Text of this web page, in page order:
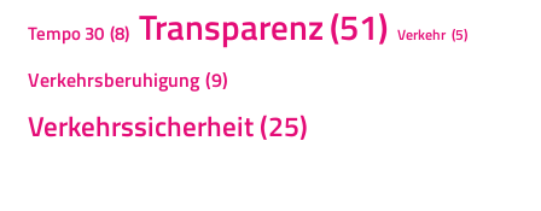
Tempo 30 (8) Transparenz(51) Verkehr (5)
Verkehrsberuhigung (9)
Verkehrssicherheit(25)